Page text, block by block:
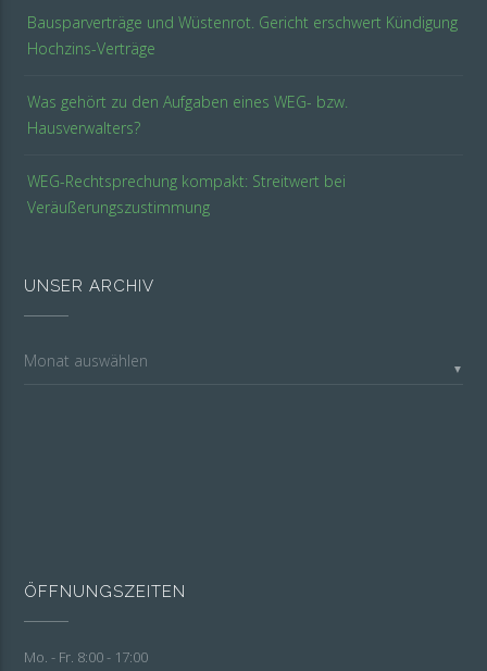
Bausparverträge und Wüstenrot. Gericht erschwert Kündigung
Hochzins-Verträge
Was gehört zu den Aufgaben eines WEG- bzw.
Hausverwalters?
WEG-Rechtsprechung kompakt: Streitwert bei
Veräußerungszustimmung
UNSER ARCHIV
▼
ÖFFNUNGSZEITEN
Mo. - Fr. 8:00 - 17:00